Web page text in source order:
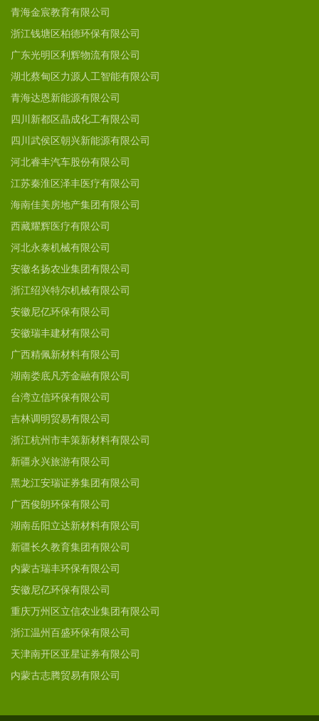
青海金宸教育有限公司
浙江钱塘区柏德环保有限公司
广东光明区利辉物流有限公司
湖北蔡甸区力源人工智能有限公司
青海达恩新能源有限公司
四川新都区晶成化工有限公司
四川武侯区朝兴新能源有限公司
河北睿丰汽车股份有限公司
江苏秦淮区泽丰医疗有限公司
海南佳美房地产集团有限公司
西藏耀辉医疗有限公司
河北永泰机械有限公司
安徽名扬农业集团有限公司
浙江绍兴特尔机械有限公司
安徽尼亿环保有限公司
安徽瑞丰建材有限公司
广西精佩新材料有限公司
湖南娄底凡芳金融有限公司
台湾立信环保有限公司
吉林调明贸易有限公司
浙江杭州市丰策新材料有限公司
新疆永兴旅游有限公司
黑龙江安瑞证券集团有限公司
广西俊朗环保有限公司
湖南岳阳立达新材料有限公司
新疆长久教育集团有限公司
内蒙古瑞丰环保有限公司
安徽尼亿环保有限公司
重庆万州区立信农业集团有限公司
浙江温州百盛环保有限公司
天津南开区亚星证券有限公司
内蒙古志腾贸易有限公司